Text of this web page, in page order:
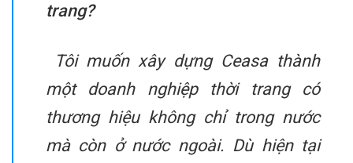
trang?
Tôi muốn xây dựng Ceasa thành
một doanh nghiệp thời trang có
thương hiệu không chỉ trong nước
mà còn ở nước ngoài. Dù hiện tại